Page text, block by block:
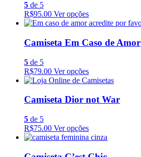
5 de 5
R$95.00 Ver opções
Camiseta Em Caso de Amor
5 de 5
R$79.00 Ver opções
Camiseta Dior not War
5 de 5
R$75.00 Ver opções